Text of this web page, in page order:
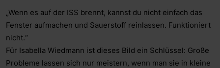
„Wenn es auf der ISS brennt, kannst du nicht einfach das
Fenster aufmachen und Sauerstoff reinlassen. Funktioniert
nicht.“
Für Isabella Wiedmann ist dieses Bild ein Schlüssel: Große
Probleme lassen sich nur meistern, wenn man sie in kleine